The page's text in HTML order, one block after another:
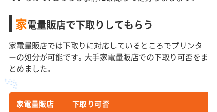
家電量販店で下取りしてもらう
家電量販店では下取りに対応しているところでプリンタ
ーの処分が可能です。大手家電量販店での下取り可否をま
とめました。
家電量販店
下取り可否